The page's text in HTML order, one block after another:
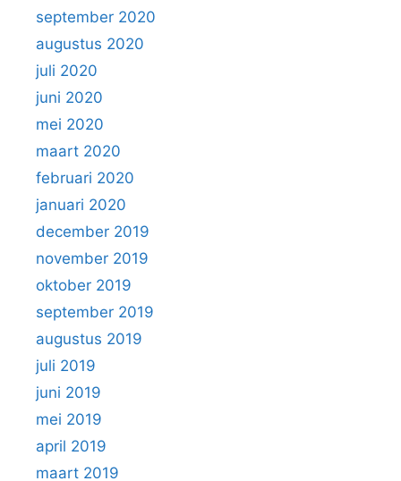
september 2020
augustus 2020
juli 2020
juni 2020
mei 2020
maart 2020
februari 2020
januari 2020
december 2019
november 2019
oktober 2019
september 2019
augustus 2019
juli 2019
juni 2019
mei 2019
april 2019
maart 2019